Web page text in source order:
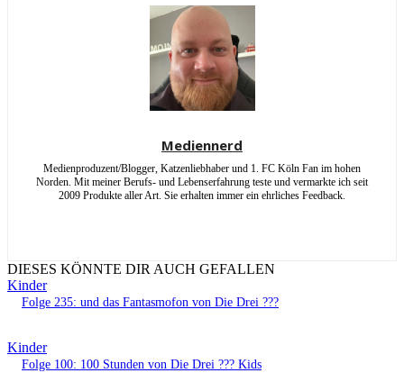
Mediennerd
Medienproduzent/Blogger, Katzenliebhaber und 1. FC Köln Fan im hohen
Norden. Mit meiner Berufs- und Lebenserfahrung teste und vermarkte ich seit
2009 Produkte aller Art. Sie erhalten immer ein ehrliches Feedback.
DIESES KÖNNTE DIR AUCH GEFALLEN
Kinder
Folge 235: und das Fantasmofon von Die Drei ???
Kinder
Folge 100: 100 Stunden von Die Drei ??? Kids